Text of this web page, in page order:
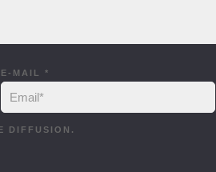
E-MAIL *
DIFFUSION.